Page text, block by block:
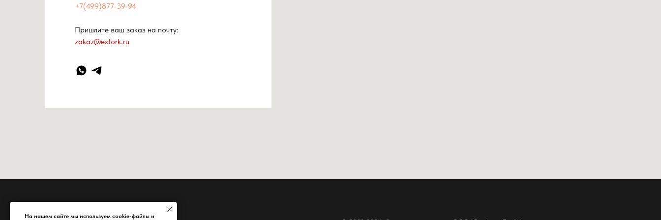
+7(499)877-39-94
Пришлите ваш заказ на почту:
zakaz@exfork.ru
На нашем сайте мы используем cookie-файлы и